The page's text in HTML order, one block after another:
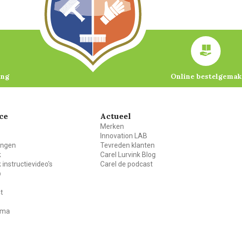
Online bestelgemak
instructievideo's
Actueel
Merken
Innovation LAB
Tevreden klanten
Carel Lurvink Blog
Carel de podcast